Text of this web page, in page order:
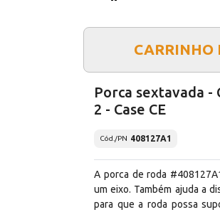
CARRINHO
Porca sextavada -
2 - Case CE
Cód./PN 408127A1
A porca de roda
um eixo. Também ajuda a
para que a roda possa